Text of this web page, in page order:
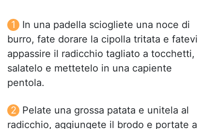
In una padella sciogliete una noce di
burro, fate dorare la cipolla tritata e fatevi
appassire il radicchio tagliato a tocchetti,
salatelo e mettetelo in una capiente
pentola.
Pelate una grossa patata e unitela al
radicchio, aggiungete il brodo e portate a